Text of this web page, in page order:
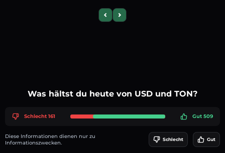
Previous slide
Next slide
Was hältst du heute von USD und TON?
Schlecht 161 Gut 509
Diese Informationen dienen nur zu
Informationszwecken.
Schlecht Gut